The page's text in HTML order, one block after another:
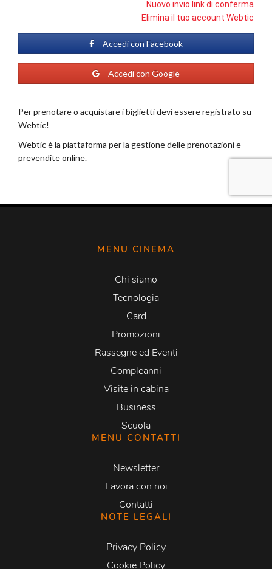
MENU CINEMA
Chi siamo
Tecnologia
Card
Promozioni
Rassegne ed Eventi
Compleanni
Visite in cabina
Business
Scuola
MENU CONTATTI
Newsletter
Lavora con noi
Contatti
NOTE LEGALI
Privacy Policy
Cookie Policy